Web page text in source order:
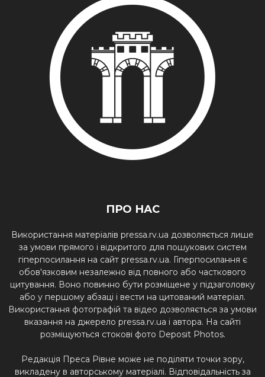
ПРО НАС
Використання матеріалів pressa.rv.ua дозволяється лише
за умови прямого і відкритого для пошукових систем
гіперпосилання на сайт pressa.rv.ua. Гіперпосилання є
обов'язковим незалежно від повного або часткового
цитування. Воно повинно бути розміщене у підзаголовку
або у першому абзаці і вести на цитований матеріал.
Використання фотографій та відео дозволяється за умови
вказання на джерело pressa.rv.ua і автора. На сайті
розміщуються стокові фото Deposit Photos.
Редакція Преса Рівне може не поділяти точки зору,
викладену в авторському матеріалі. Відповідальність за